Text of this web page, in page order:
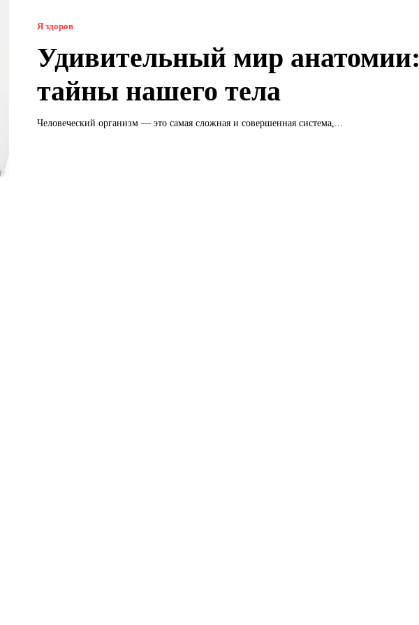
Я здоров
Удивительный мир анатомии:
тайны нашего тела
Человеческий организм — это самая сложная и совершенная система,...